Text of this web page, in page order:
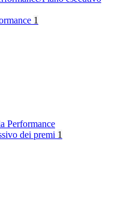
1
Performance
dei premi 1